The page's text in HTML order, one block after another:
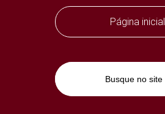
Página inicial